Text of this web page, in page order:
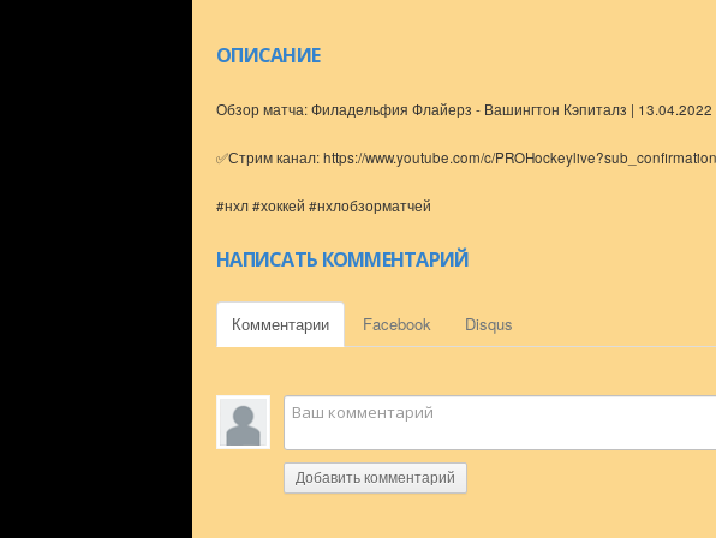
ОПИСАНИЕ
Обзор матча: Филадельфия Флайерз - Вашингтон Кэпиталз |
✅Стрим канал: https://www.youtube.com/c/
#нхл #хоккей #нхлобзорматчей
НАПИСАТЬ КОММЕНТАРИЙ
Комментарии Facebook Disqus
Добавить комментарий